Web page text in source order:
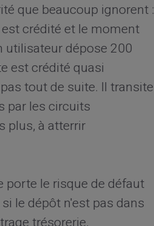
que beaucoup ignorent :
crédité et le moment
utilisateur dépose 200
est crédité quasi
tout de suite. Il transite
par les circuits
plus, à atterrir
porte le risque de défaut
le dépôt n'est pas dans